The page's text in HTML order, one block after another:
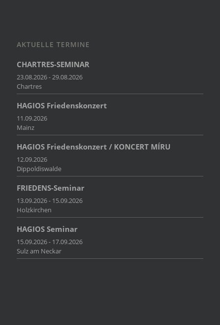
AKTUELLE TERMINE
CHARTRES-SEMINAR
23.08.2026 - 29.08.2026
Chartres
HAGIOS Friedenskonzert
11.09.2026
Mainz
HAGIOS Friedenskonzert / KONCERT MÍRU
12.09.2026
Dippoldiswalde
FRIEDENS-Seminar
13.09.2026 - 15.09.2026
Holzkirchen
HAGIOS Seminar
15.09.2026 - 17.09.2026
Sulz am Neckar